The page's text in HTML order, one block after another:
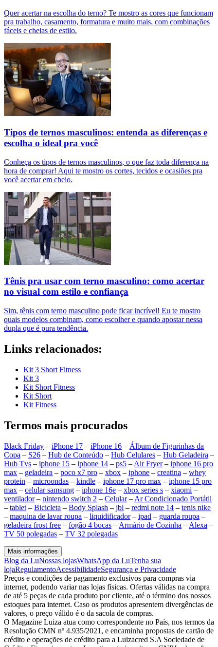
Quer acertar na escolha do terno? Te mostro as cores que funcionam
pra trabalho, casamento, formatura e muito mais, com combinações
fáceis e cheias de estilo.
Tipos de ternos masculinos: entenda as diferenças e
escolha o ideal pra você
Conheça os tipos de ternos masculinos, o que faz toda diferença na
hora de comprar! Aqui te mostro os cortes, tecidos e ocasiões pra
você acertar em cheio.
Tênis pra usar com terno masculino: como acertar
no visual com estilo e confiança
Sim, tênis com terno masculino pode ficar incrível! Eu te mostro
quais modelos combinam, como escolher e quando apostar nessa
dupla que é pura tendência.
Links relacionados:
Kit 3 Short Fitness
Kit 3
Kit Short Fitness
Kit Short
Kit Fitness
Termos mais procurados
Black Friday – iPhone 17 – iPhone 16 – Álbum de Figurinhas da
Copa – S26 – Hub de Conteúdo – Hub Celulares – Hub Geladeira –
Hub Tvs – iphone 15 – iphone 14 – ps5 – Air Fryer– iphone 16 pro
max – geladeira – poco x7 pro – xbox – iphone – creatina – whey
protein – microondas – kindle – iphone 17 pro max – iphone 15 pro
max – celular samsung – iphone 16e – xbox series s – xiaomi –
ventilador– nintendo switch 2 – Celular– Ar Condicionado Portátil
– tablet – Bicicleta – Body Splash – jbl – redmi note 14 – tenis nike
– maquina de lavar roupa – liquidificador– ipad – guarda roupa –
geladeira frost free – fogão 4 bocas – Armário de Cozinha – Alexa –
TV 50 polegadas – TV 32 polegadas
Mais informações
Blog da LuNossas lojasWhatsApp da LuTenha sua
lojaRegulamentoAcessibilidadeSegurança e Privacidade
Preços e condições de pagamento exclusivos para compras via
internet, podendo variar nas lojas físicas. Ofertas válidas na compra
de até 5 peças de cada produto por cliente, até o término dos nossos
estoques para internet. Caso os produtos apresentem divergências de
valores, o preço válido é o da sacola de compras.
O Magazine Luiza atua como correspondente no País, nos termos da
Resolução CMN nº 4.935/2021, e encaminha propostas de cartão de
crédito e operações de crédito para a Luizacred S.A Sociedade de